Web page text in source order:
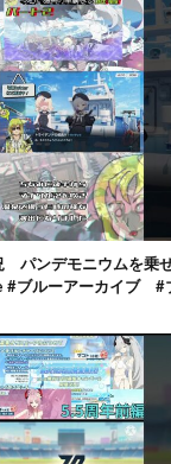
パンデモニウムを乗
ブルーアーカイブ #